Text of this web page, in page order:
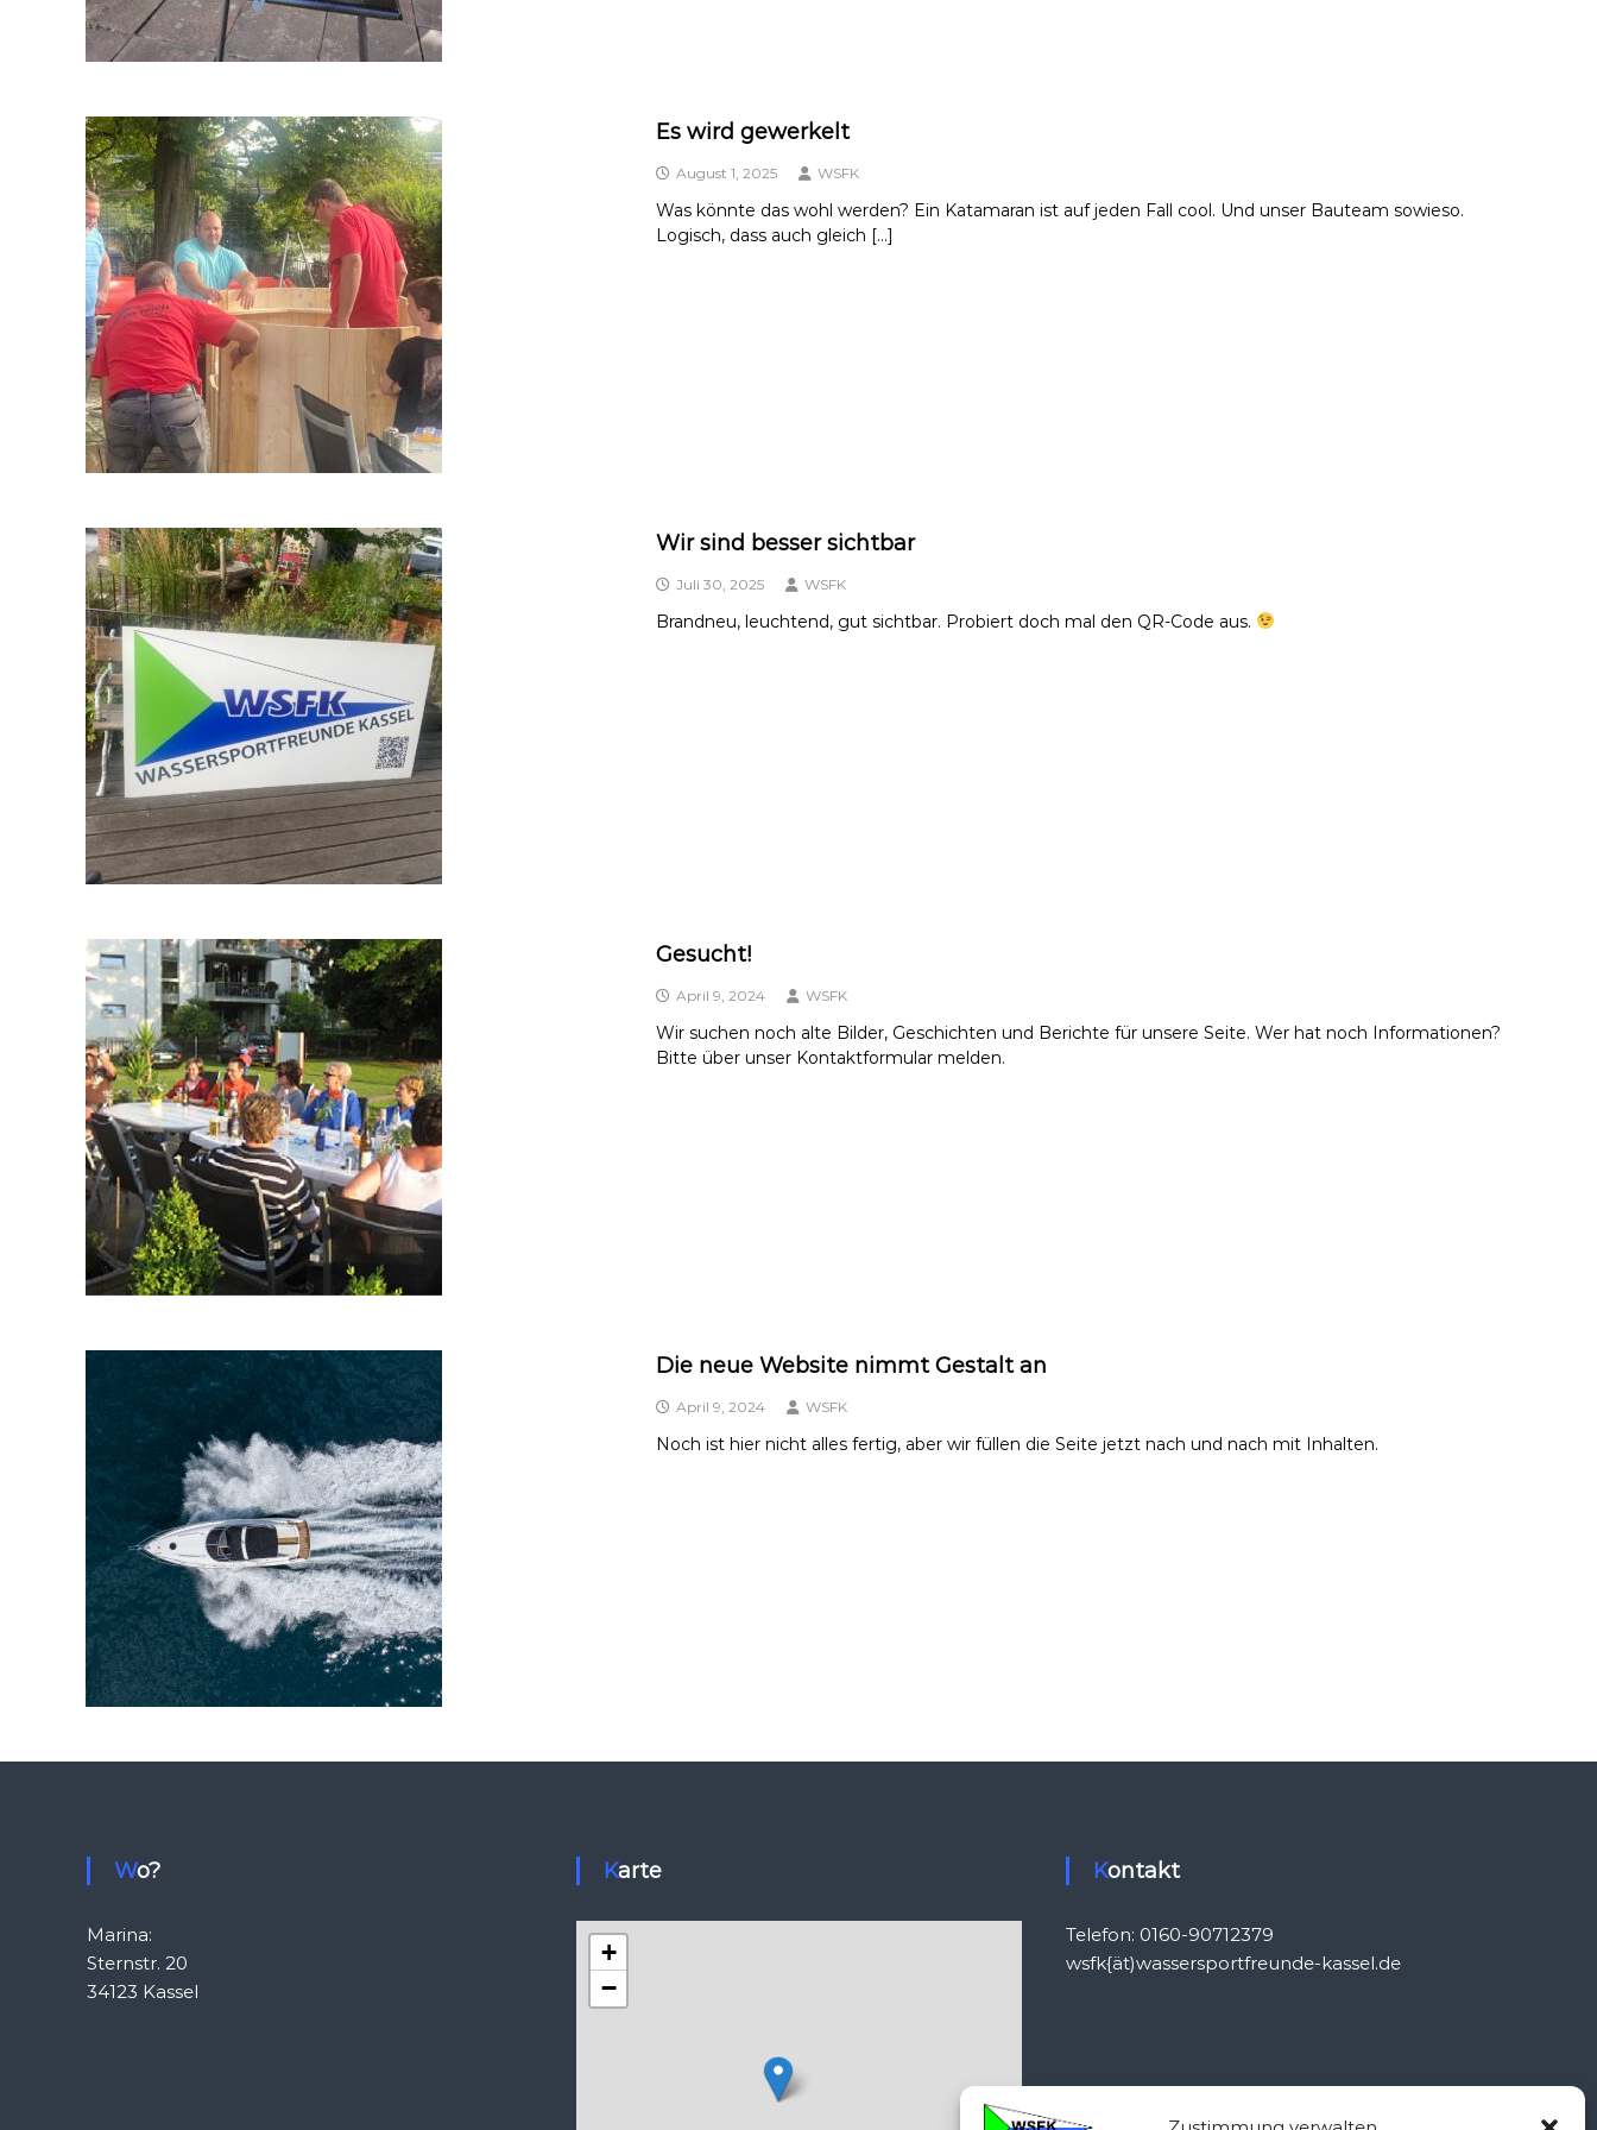
Es wird gewerkelt
August 1, 2025 WSFK
Was könnte das wohl werden? Ein Katamaran ist auf jeden Fall cool. Und unser Bauteam sowieso.
Logisch, dass auch gleich […]
Wir sind besser sichtbar
Juli 30, 2025 WSFK
Brandneu, leuchtend, gut sichtbar. Probiert doch mal den QR-Code aus.
Gesucht!
April 9, 2024 WSFK
Wir suchen noch alte Bilder, Geschichten und Berichte für unsere Seite. Wer hat noch Informationen?
Bitte über unser Kontaktformular melden.
Die neue Website nimmt Gestalt an
April 9, 2024 WSFK
Noch ist hier nicht alles fertig, aber wir füllen die Seite jetzt nach und nach mit Inhalten.
Wo?
Marina:
Sternstr. 20
34123 Kassel
Karte
+
−
Kontakt
Telefon: 0160-90712379
wsfk{ät)wassersportfreunde-kassel.de